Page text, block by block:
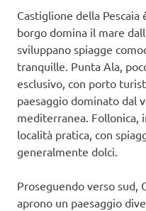
Castiglione della
borgo domina il mare
sviluppano spiagge
tranquille. Punta Ala,
esclusivo, con porto
paesaggio dominato dal
mediterranea. Follonica,
località pratica, con
generalmente dolci.
Proseguendo verso
aprono un paesaggio